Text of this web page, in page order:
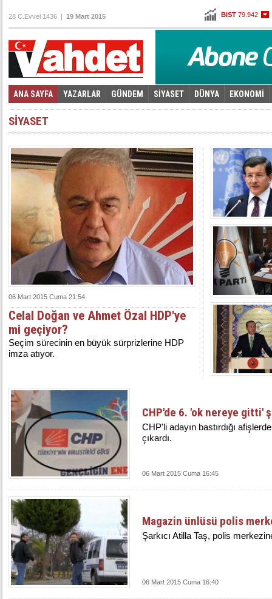
Euro 2,7845
28 C.Evvel 1436 | 19 Mart 2015
ANA SAYFA YAZARLAR GÜNDEM SİYASET DÜNYA EKONOMİ
Foto Galeri | Video Galeri
SİYASET
06 Mart 2015 Cuma 21:54
Celal Doğan ve Ahmet Özal HDP'ye
mi geçiyor?
Seçim sürecinin en büyük sürprizlerine HDP
imza atıyor.
CHP'de 6. 'ok nereye gitti'
CHP'li adayın bastırdığı
çıkardı.
06 Mart 2015 Cuma 16:45
Magazin ünlüsü polis
Şarkıcı Atilla Taş, polis
06 Mart 2015 Cuma 16:40